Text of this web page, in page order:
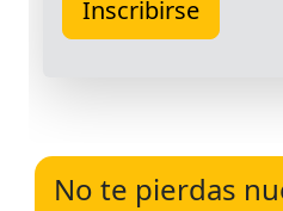
No te pierdas